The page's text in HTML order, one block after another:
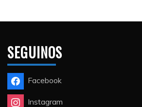
SEGUINOS
Facebook
Instagram